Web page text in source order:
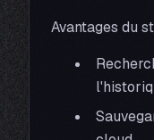
Avantages du